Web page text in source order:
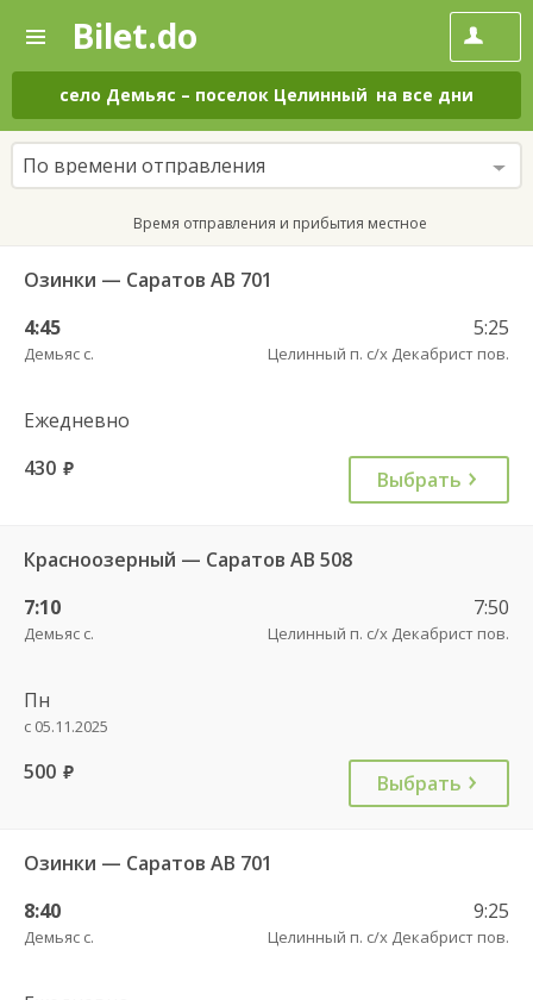
—
Поиск
и
покупка
билетов
на
автобус
онлайн
Bilet.do
село Демьяс – поселок Целинный на все дни
По времени отправления
Время отправления и прибытия местное
Озинки — Саратов АВ 701
4:45
Демьяс с.
5:25
Целинный п. с/х Декабрист пов.
Ежедневно
430 руб. Выбрать
Красноозерный — Саратов АВ 508
7:10
Демьяс с.
7:50
Целинный п. с/х Декабрист пов.
Пн
с 05.11.2025
500 руб. Выбрать
Озинки — Саратов АВ 701
8:40
Демьяс с.
9:25
Целинный п. с/х Декабрист пов.